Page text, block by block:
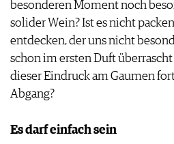
besonderen Moment noch
solider Wein? Ist es nicht
entdecken, der uns nicht
schon im ersten Duft
dieser Eindruck am Gaumen
Abgang?
Es darf einfach sein